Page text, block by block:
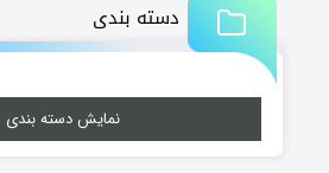
دسته بندی
نمایش دسته بندی